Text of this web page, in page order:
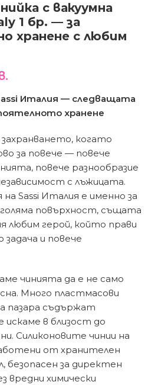
с вакуумна
1 бр. — за
хранене с любим
Италия — следващата
хранене
когато
за повече — повече
повече разнообразие
с лъжицата.
Sassi Италия е именно за
повърхност, същата
любим герой, който прави
и повече
чинията да е не само
Много пластмасови
пазара съдържат
в близост до
Силиконовите чинии на
от хранителен
безопасен за директен
вредни химически